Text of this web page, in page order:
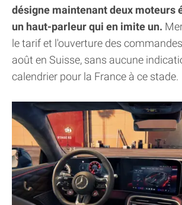
désigne maintenant deux moteurs
un haut-parleur qui en imite un.
le tarif et l'ouverture des
août en Suisse, sans aucune
calendrier pour la France à ce stade.